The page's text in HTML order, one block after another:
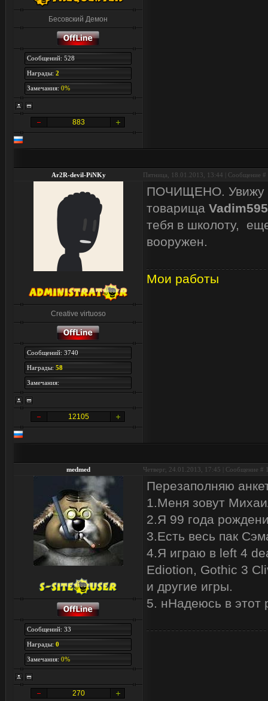
Бесовский Демон
Сообщений: 528
Награды: 2
Замечания: 0%
883
Ar2R-devil-PiNKy Пятница, 18.01.2013, 13:44 | Сообщение #
Creative virtuoso
Сообщений: 3740
Награды: 58
Замечания:
12105
ПОЧИЩЕНО. Увижу
товарища Vadim595
тебя в школоту,
вооружен.
Мои работы
medmed Четверг, 24.01.2013, 17:45 | Сообщение #
Сообщений: 33
Награды: 0
Замечания: 0%
270
Перезаполняю
1.Меня зовут
2.Я 99 года
3.Есть весь пак
4.Я играю в left 4
Ediotion, Gothic 3
и другие игры.
5. нНадеюсь в этот